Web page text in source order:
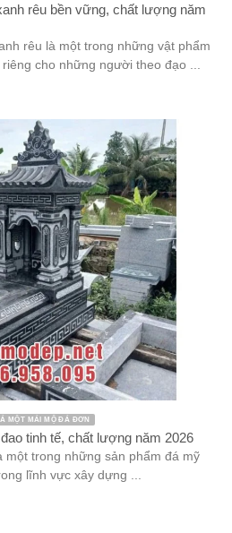
rêu bền vững, chất lượng năm
rêu là một trong những vật phẩm
cho những người theo đạo ...
MỘT MÁI MỘ ĐÁ ĐƠN
tinh tế, chất lượng năm 2026
một trong những sản phẩm đá mỹ
lĩnh vực xây dựng ...